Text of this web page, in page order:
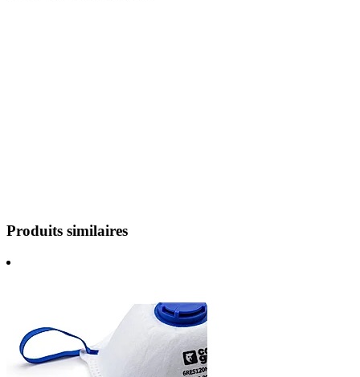
Produits similaires